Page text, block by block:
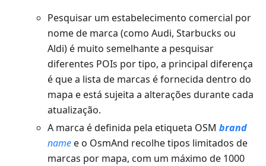
Pesquisar um estabelecimento comercial por
nome de marca (como Audi, Starbucks ou
Aldi) é muito semelhante a pesquisar
diferentes POIs por tipo, a principal diferença
é que a lista de marcas é fornecida dentro do
mapa e está sujeita a alterações durante cada
atualização.
A marca é definida pela etiqueta OSM brand
namee o OsmAnd recolhe tipos limitados de
marcas por mapa, com um máximo de 1000